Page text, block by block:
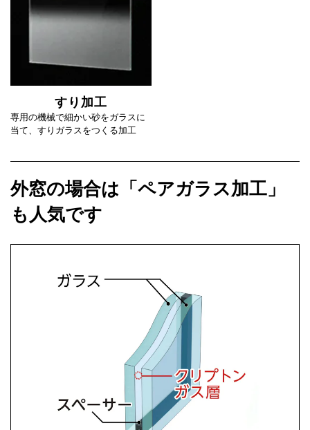
すり加工
専用の機械で細かい砂をガラスに
当て、すりガラスをつくる加工
外窓の場合は「ペアガラス加工」
も人気です